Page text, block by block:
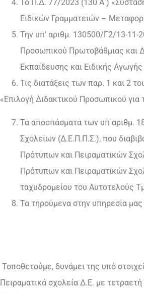
Το Π.Δ. 77/2023 (130 Α΄)
Ειδικών Γραμματειών –
Την υπ’ αριθμ. 130500/Γ2/13-
Προσωπικού Πρωτοβάθμιας και
Εκπαίδευσης και Ειδικής
Τις διατάξεις των παρ. 1 και 2
«Επιλογή Διδακτικού Προσωπικού
Τα αποσπάσματα των υπ΄αριθμ.
Σχολείων (Δ.Ε.Π.Π.Σ.), που
Πρότυπων και Πειραματικών
Πρότυπων και Πειραματικών
ταχυδρομείου του Αυτοτελούς
Τα τηρούμενα στην υπηρεσία μας
Τοποθετούμε, δυνάμει της υπό
Πειραματικά σχολεία Δ.Ε. με